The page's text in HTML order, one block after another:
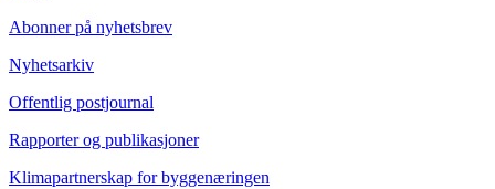
Abonner på nyhetsbrev
Nyhetsarkiv
Offentlig postjournal
Rapporter og publikasjoner
Klimapartnerskap for byggenæringen